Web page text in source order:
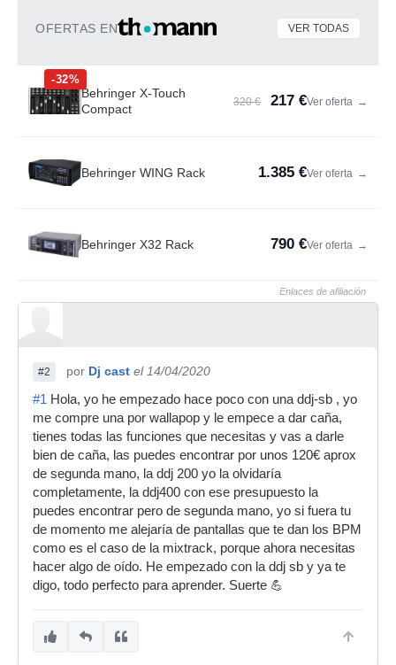
OFERTAS EN VER TODAS
-32%
Behringer X-Touch
Compact
320 € 217 €Ver oferta →
Behringer WING Rack 1.385 €Ver oferta →
Behringer X32 Rack 790 €Ver oferta →
Enlaces de afiliación
#2 por Dj cast el 14/04/2020
#1 Hola, yo he empezado hace poco con una ddj-sb , yo
me compre una por wallapop y le empece a dar caña,
tienes todas las funciones que necesitas y vas a darle
bien de caña, las puedes encontrar por unos 120€ aprox
de segunda mano, la ddj 200 yo la olvidaría
completamente, la ddj400 con ese presupuesto la
puedes encontrar pero de segunda mano, yo si fuera tu
de momento me alejaría de pantallas que te dan los BPM
como es el caso de la mixtrack, porque ahora necesitas
hacer algo de oído. He empezado con la ddj sb y ya te
digo, todo perfecto para aprender. Suerte 💪